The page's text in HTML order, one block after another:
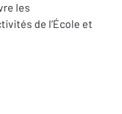
les
de l’École et